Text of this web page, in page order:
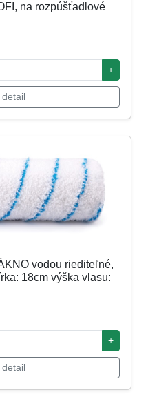
na rozpúšťadlové
+
vodou riediteľné,
18cm výška vlasu:
+